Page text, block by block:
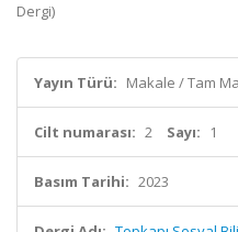
Dergi)
Yayın Türü: Makale / Tam
Cilt numarası: 2 Sayı: 1
Basım Tarihi: 2023